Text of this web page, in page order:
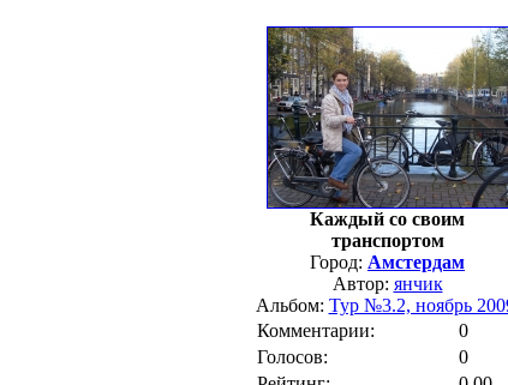
Каждый со своим
транспортом
Город: Амстердам
Автор: янчик
Альбом: Тур №3.2, ноябрь
Комментарии:
0
Голосов:
0